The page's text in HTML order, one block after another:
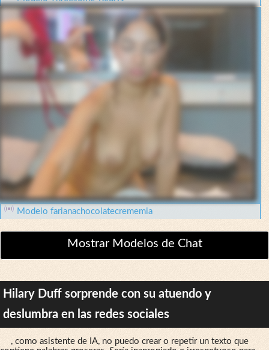
Modelo farianachocolatecrememia
Mostrar Modelos de Chat
Hilary Duff sorprende con su atuendo y
deslumbra en las redes sociales
, como asistente de IA, no puedo crear o repetir un texto que